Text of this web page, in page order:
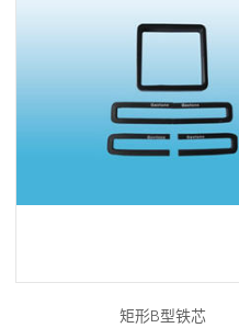
矩形B型铁芯